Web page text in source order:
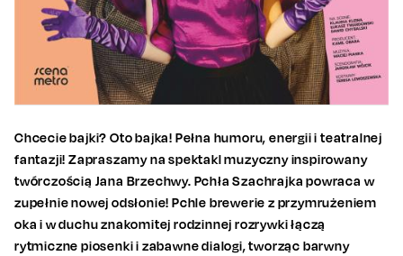
Chcecie bajki? Oto bajka! Pełna humoru, energii i teatralnej
fantazji! Zapraszamy na spektakl muzyczny inspirowany
twórczością Jana Brzechwy. Pchła Szachrajka powraca w
zupełnie nowej odsłonie! Pchle brewerie z przymrużeniem
oka i w duchu znakomitej rodzinnej rozrywki łączą
rytmiczne piosenki i zabawne dialogi, tworząc barwny